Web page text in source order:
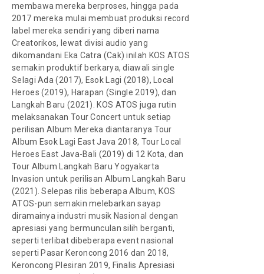
membawa mereka berproses, hingga pada
2017 mereka mulai membuat produksi record
label mereka sendiri yang diberi nama
Creatorikos, lewat divisi audio yang
dikomandani Eka Catra (Cak) inilah KOS ATOS
semakin produktif berkarya, diawali single
Selagi Ada (2017), Esok Lagi (2018), Local
Heroes (2019), Harapan (Single 2019), dan
Langkah Baru (2021). KOS ATOS juga rutin
melaksanakan Tour Concert untuk setiap
perilisan Album Mereka diantaranya Tour
Album Esok Lagi East Java 2018, Tour Local
Heroes East Java-Bali (2019) di 12 Kota, dan
Tour Album Langkah Baru Yogyakarta
Invasion untuk perilisan Album Langkah Baru
(2021). Selepas rilis beberapa Album, KOS
ATOS-pun semakin melebarkan sayap
diramainya industri musik Nasional dengan
apresiasi yang bermunculan silih berganti,
seperti terlibat dibeberapa event nasional
seperti Pasar Keroncong 2016 dan 2018,
Keroncong Plesiran 2019, Finalis Apresiasi